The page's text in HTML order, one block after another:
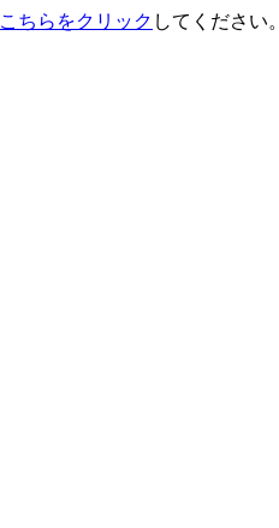
こちらをクリック してください。